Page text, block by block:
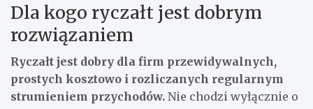
Dla kogo ryczałt jest dobrym
rozwiązaniem
Ryczałt jest dobry dla firm przewidywalnych,
prostych kosztowo i rozliczanych regularnym
strumieniem przychodów. Nie chodzi wyłącznie o